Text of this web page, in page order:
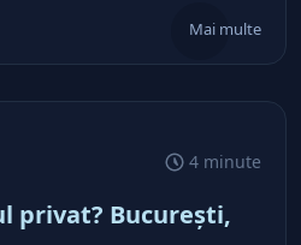
Mai multe
4 minute
privat? Bucureşti,